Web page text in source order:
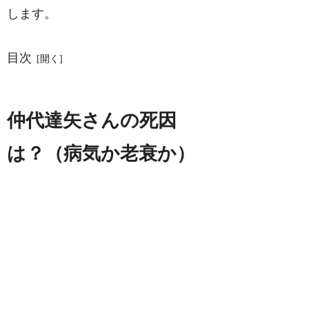
します。
目次
仲代達矢さんの死因
は？（病気か老衰か）